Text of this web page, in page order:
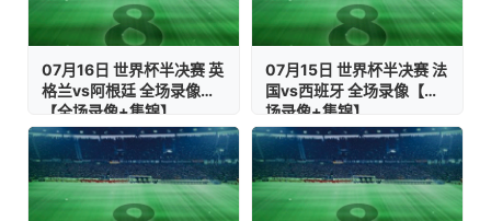
07月16日 世界杯半决赛 英
格兰vs阿根廷 全场录像
【全场录像+集锦】
07月15日 世界杯半决赛 法
国vs西班牙 全场录像【全
场录像+集锦】